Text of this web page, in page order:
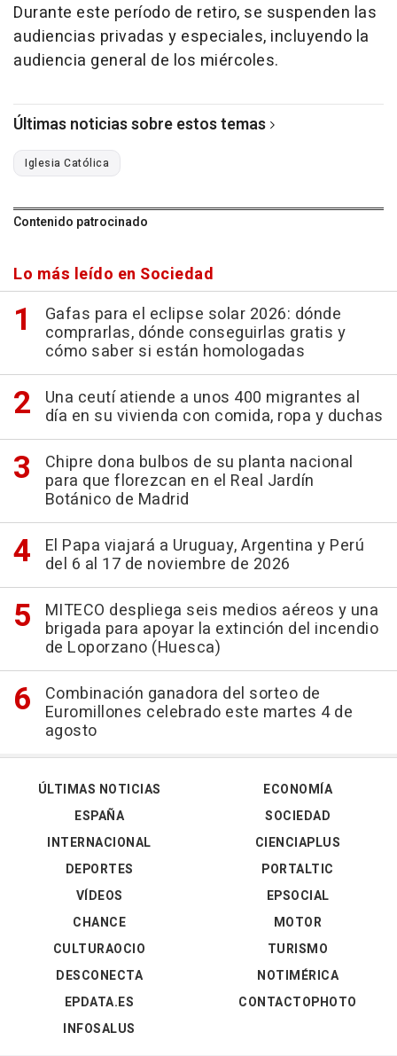
Durante este período de retiro, se suspenden las
audiencias privadas y especiales, incluyendo la
audiencia general de los miércoles.
Últimas noticias sobre estos temas
Iglesia Católica
Contenido patrocinado
Lo más leído en Sociedad
Gafas para el eclipse solar 2026: dónde
comprarlas, dónde conseguirlas gratis y
cómo saber si están homologadas
Una ceutí atiende a unos 400 migrantes al
día en su vivienda con comida, ropa y duchas
Chipre dona bulbos de su planta nacional
para que florezcan en el Real Jardín
Botánico de Madrid
El Papa viajará a Uruguay, Argentina y Perú
del 6 al 17 de noviembre de 2026
MITECO despliega seis medios aéreos y una
brigada para apoyar la extinción del incendio
de Loporzano (Huesca)
Combinación ganadora del sorteo de
Euromillones celebrado este martes 4 de
agosto
ÚLTIMAS NOTICIAS
ESPAÑA
INTERNACIONAL
DEPORTES
VÍDEOS
ECONOMÍA
SOCIEDAD
CIENCIAPLUS
PORTALTIC
EPSOCIAL
CHANCE
CULTURAOCIO
DESCONECTA
EPDATA.ES
INFOSALUS
MOTOR
TURISMO
NOTIMÉRICA
CONTACTOPHOTO